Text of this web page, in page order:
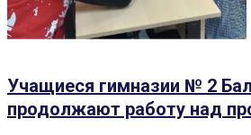
Учащиеся гимназии № 2
продолжают работу над